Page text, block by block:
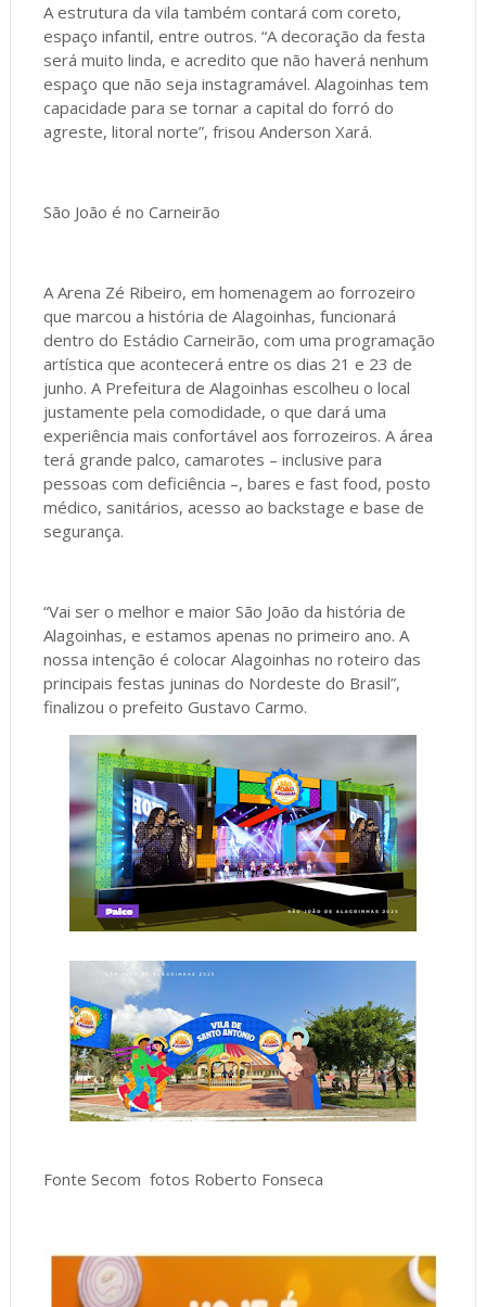
A estrutura da vila também contará com coreto,
espaço infantil, entre outros. “A decoração da festa
será muito linda, e acredito que não haverá nenhum
espaço que não seja instagramável. Alagoinhas tem
capacidade para se tornar a capital do forró do
agreste, litoral norte”, frisou Anderson Xará.
São João é no Carneirão
A Arena Zé Ribeiro, em homenagem ao forrozeiro
que marcou a história de Alagoinhas, funcionará
dentro do Estádio Carneirão, com uma programação
artística que acontecerá entre os dias 21 e 23 de
junho. A Prefeitura de Alagoinhas escolheu o local
justamente pela comodidade, o que dará uma
experiência mais confortável aos forrozeiros. A área
terá grande palco, camarotes – inclusive para
pessoas com deficiência –, bares e fast food, posto
médico, sanitários, acesso ao backstage e base de
segurança.
“Vai ser o melhor e maior São João da história de
Alagoinhas, e estamos apenas no primeiro ano. A
nossa intenção é colocar Alagoinhas no roteiro das
principais festas juninas do Nordeste do Brasil”,
finalizou o prefeito Gustavo Carmo.
Fonte Secom fotos Roberto Fonseca